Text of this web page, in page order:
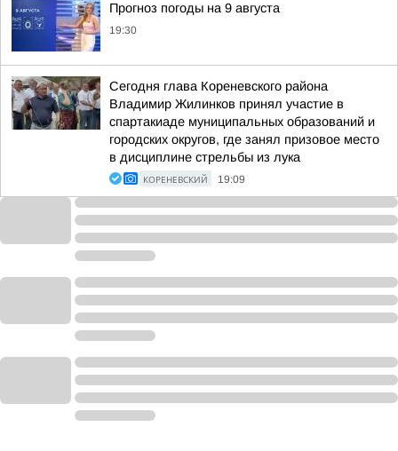
Прогноз погоды на 9 августа
19:30
Сегодня глава Кореневского района
Владимир Жилинков принял участие в
спартакиаде муниципальных образований и
городских округов, где занял призовое место
в дисциплине стрельбы из лука
КОРЕНЕВСКИЙ 19:09